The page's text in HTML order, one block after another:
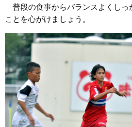
普段の食事からバランスよくしっ
ことを心がけましょう。